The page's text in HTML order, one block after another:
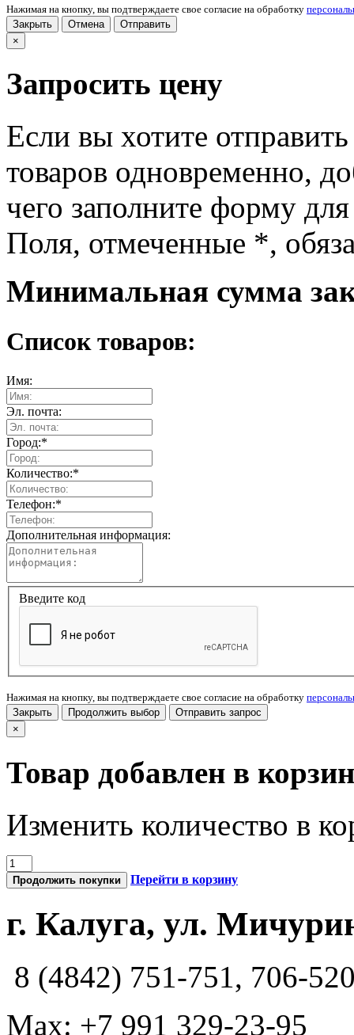
Нажимая на кнопку, вы подтверждаете свое согласие на обработку
Закрыть
Отмена
Отправить
×
Запросить цену
Если вы хотите
товаров одновременно,
чего заполните форму
Поля, отмеченные *,
Минимальная сумма
Список товаров:
Имя:
Эл. почта:
Город:*
Количество:*
Телефон:*
Дополнительная информация:
Введите код
Нажимая на кнопку, вы подтверждаете свое согласие на обработку
Закрыть
Продолжить выбор
Отправить запрос
×
Товар добавлен в
Изменить количество в
Продолжить покупки Перейти в корзину
г. Калуга, ул.
8 (4842) 751-751, 706-
Max: +7 991 329-23-95